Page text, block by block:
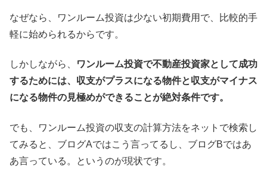
なぜなら、ワンルーム投資は少ない初期費用で、比較的手
軽に始められるからです。
しかしながら、
ワンルーム投資で不動産投資家として成功
するためには、収支がプラスになる物件と収支がマイナス
になる物件の見極めができることが絶対条件です。
でも、ワンルーム投資の収支の計算方法をネットで検索し
てみると、ブログAではこう言ってるし、ブログBではあ
あ言っている。というのが現状です。